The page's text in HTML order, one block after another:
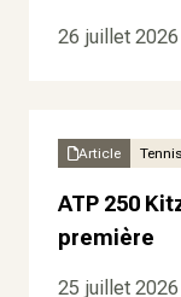
26 juillet 2026
Article Tennis
ATP 250
première
25 juillet 2026